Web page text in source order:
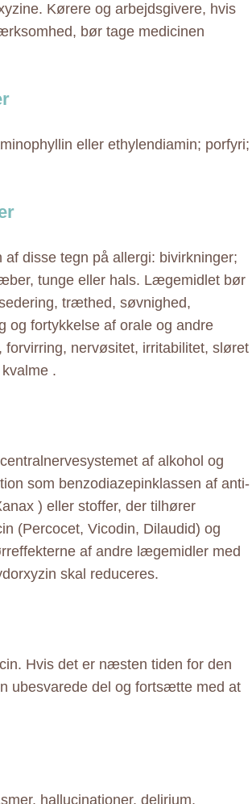
Kørere og arbejdsgivere, hvis
bør tage medicinen
eller ethylendiamin; porfyri;
disse tegn på allergi: bivirkninger;
tunge eller hals. Lægemidlet bør
træthed, søvnighed,
og fortykkelse af orale og andre
nervøsitet, irritabilitet, sløret
.
af alkohol og
som benzodiazepinklassen af anti-
) eller stoffer, der tilhører
(Percocet, Vicodin, Dilaudid) og
af andre lægemidler med
skal reduceres.
Hvis det er næsten tiden for den
ubesvarede del og fortsætte med at
hallucinationer, delirium,